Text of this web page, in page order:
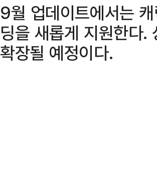
9월 업데이트에서는
딩을 새롭게 지원한다.
확장될 예정이다.